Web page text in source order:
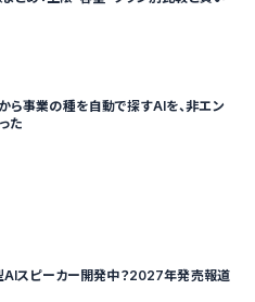
から事業の種を自動で探すAIを、非エン
た
スピーカー開発中？2027年発売報道